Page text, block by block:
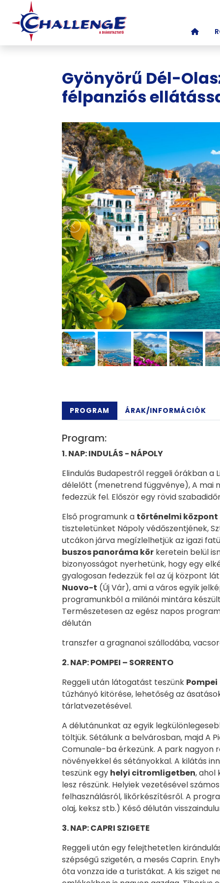
Gyönyörű Dél-
félpanziós
Képgaléria
PROGRAM ÁRAK/INFORMÁCIÓK
Program:
1. NAP: INDULÁS - NÁPOLY
Elindulás Budapestről reggeli órákban a
délelőtt (menetrend függvénye), A mai
fedezzük fel. Először egy rövid
Első programunk a történelmi központ
tiszteletünket Nápoly védőszentjének,
utcákon járva megízlelhetjük az igazi
buszos panoráma kör keretein belül
bizonyosságot nyerhetünk, hogy egy
gyalogosan fedezzük fel az új központ
Nuovo-t (Új Vár), ami a város egyik
programunkból a milánói mintára
Természetesen az egész napos
délután
transzfer a gragnanoi szállodába,
2. NAP: POMPEI – SORRENTO
Reggeli után látogatást teszünk Pompei
tűzhányó kitörése, lehetőség az
tárlatvezetésével.
A délutánunkat az egyik
töltjük. Sétálunk a belvárosban, majd A
Comunale-ba érkezünk. A park nagyon
növényekkel és sétányokkal. A kilátás
teszünk egy helyi citromligetben, ahol
lesz részünk. Helyiek vezetésével
felhasználásról, likőrkészítésről. A
olaj, keksz stb.) Késő délután
3. NAP: CAPRI SZIGETE
Reggeli után egy felejthetetlen
szépségű szigetén, a mesés Caprin.
óta vonzza ide a turistákat. A kis sziget